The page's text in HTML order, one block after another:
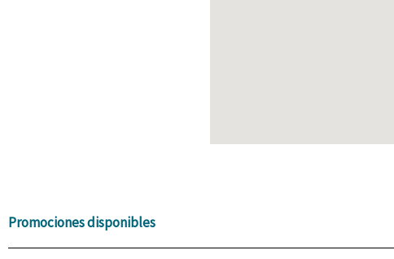
Promociones disponibles